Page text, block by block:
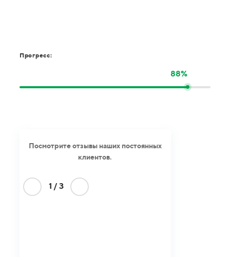
Прогресс:
88%
Посмотрите отзывы наших постоянных
клиентов.
1 /3